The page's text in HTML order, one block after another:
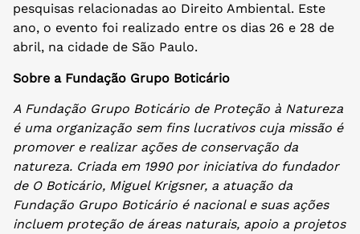
pesquisas relacionadas ao Direito Ambiental. Este
ano, o evento foi realizado entre os dias 26 e 28 de
abril, na cidade de São Paulo.
Sobre a Fundação Grupo Boticário
A Fundação Grupo Boticário de Proteção à Natureza
é uma organização sem fins lucrativos cuja missão é
promover e realizar ações de conservação da
natureza. Criada em 1990 por iniciativa do fundador
de O Boticário, Miguel Krigsner, a atuação da
Fundação Grupo Boticário é nacional e suas ações
incluem proteção de áreas naturais, apoio a projetos